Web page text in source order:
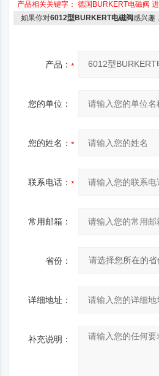
产品相关关键字： 德国BURKERT电磁阀
如果你对6012型BURKERT电磁阀感兴趣
产品：
您的单位：
您的姓名：
联系电话：
常用邮箱：
省份：
详细地址：
补充说明：